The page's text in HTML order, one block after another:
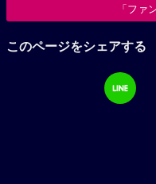
「ファ
このページをシェアする